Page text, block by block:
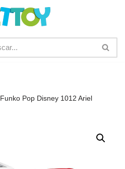
Funko Pop Disney 1012 Ariel